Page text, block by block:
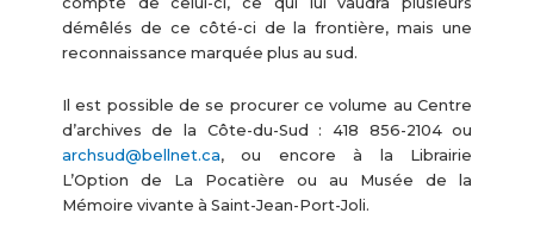
démêlés de ce côté-ci de la frontière, mais une
reconnaissance marquée plus au sud.
Il est possible de se procurer ce volume au Centre
d’archives de la Côte-du-Sud : 418 856-2104 ou
archsud@bellnet.ca, ou encore à la Librairie
L’Option de La Pocatière ou au Musée de la
Mémoire vivante à Saint-Jean-Port-Joli.